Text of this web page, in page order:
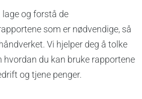
lage og forstå de
som er nødvendige, så
Vi hjelper deg å tolke
hvordan du kan bruke rapportene
og tjene penger.